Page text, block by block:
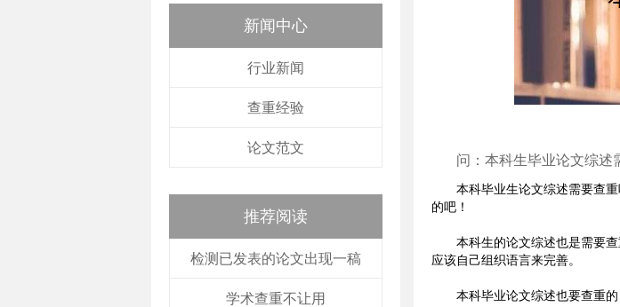
新闻中心
行业新闻
查重经验
论文范文
推荐阅读
检测已发表的论文出现一稿
学术查重不让用
问：本科生毕业论文综述
本科毕业生论文综述需要查
的吧！
本科生的论文综述也是需要
应该自己组织语言来完善。
本科毕业论文综述也要查重的